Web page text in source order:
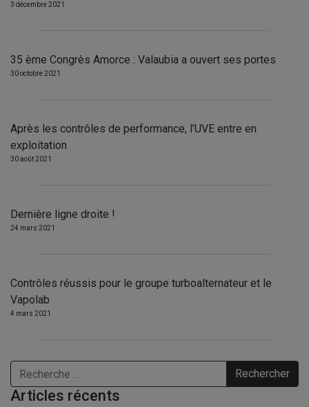
3 décembre 2021
35 ème Congrès Amorce : Valaubia a ouvert ses portes
30 octobre 2021
Après les contrôles de performance, l’UVE entre en
exploitation
30 août 2021
Dernière ligne droite !
24 mars 2021
Contrôles réussis pour le groupe turboalternateur et le
Vapolab
4 mars 2021
Rechercher
Articles récents